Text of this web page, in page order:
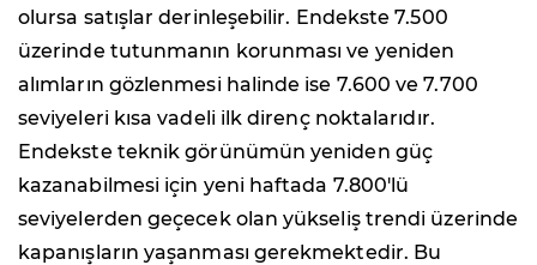
olursa satışlar derinleşebilir. Endekste 7.500
üzerinde tutunmanın korunması ve yeniden
alımların gözlenmesi halinde ise 7.600 ve 7.700
seviyeleri kısa vadeli ilk direnç noktalarıdır.
Endekste teknik görünümün yeniden güç
kazanabilmesi için yeni haftada 7.800'lü
seviyelerden geçecek olan yükseliş trendi üzerinde
kapanışların yaşanması gerekmektedir. Bu